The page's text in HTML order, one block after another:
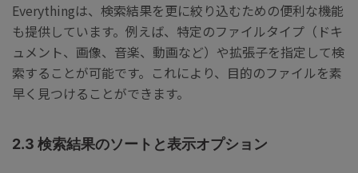
Everythingは、検索結果を更に絞り込むための便利な機能
も提供しています。例えば、特定のファイルタイプ（ドキ
ュメント、画像、音楽、動画など）や拡張子を指定して検
索することが可能です。これにより、目的のファイルを素
早く見つけることができます。
2.3 検索結果のソートと表示オプション